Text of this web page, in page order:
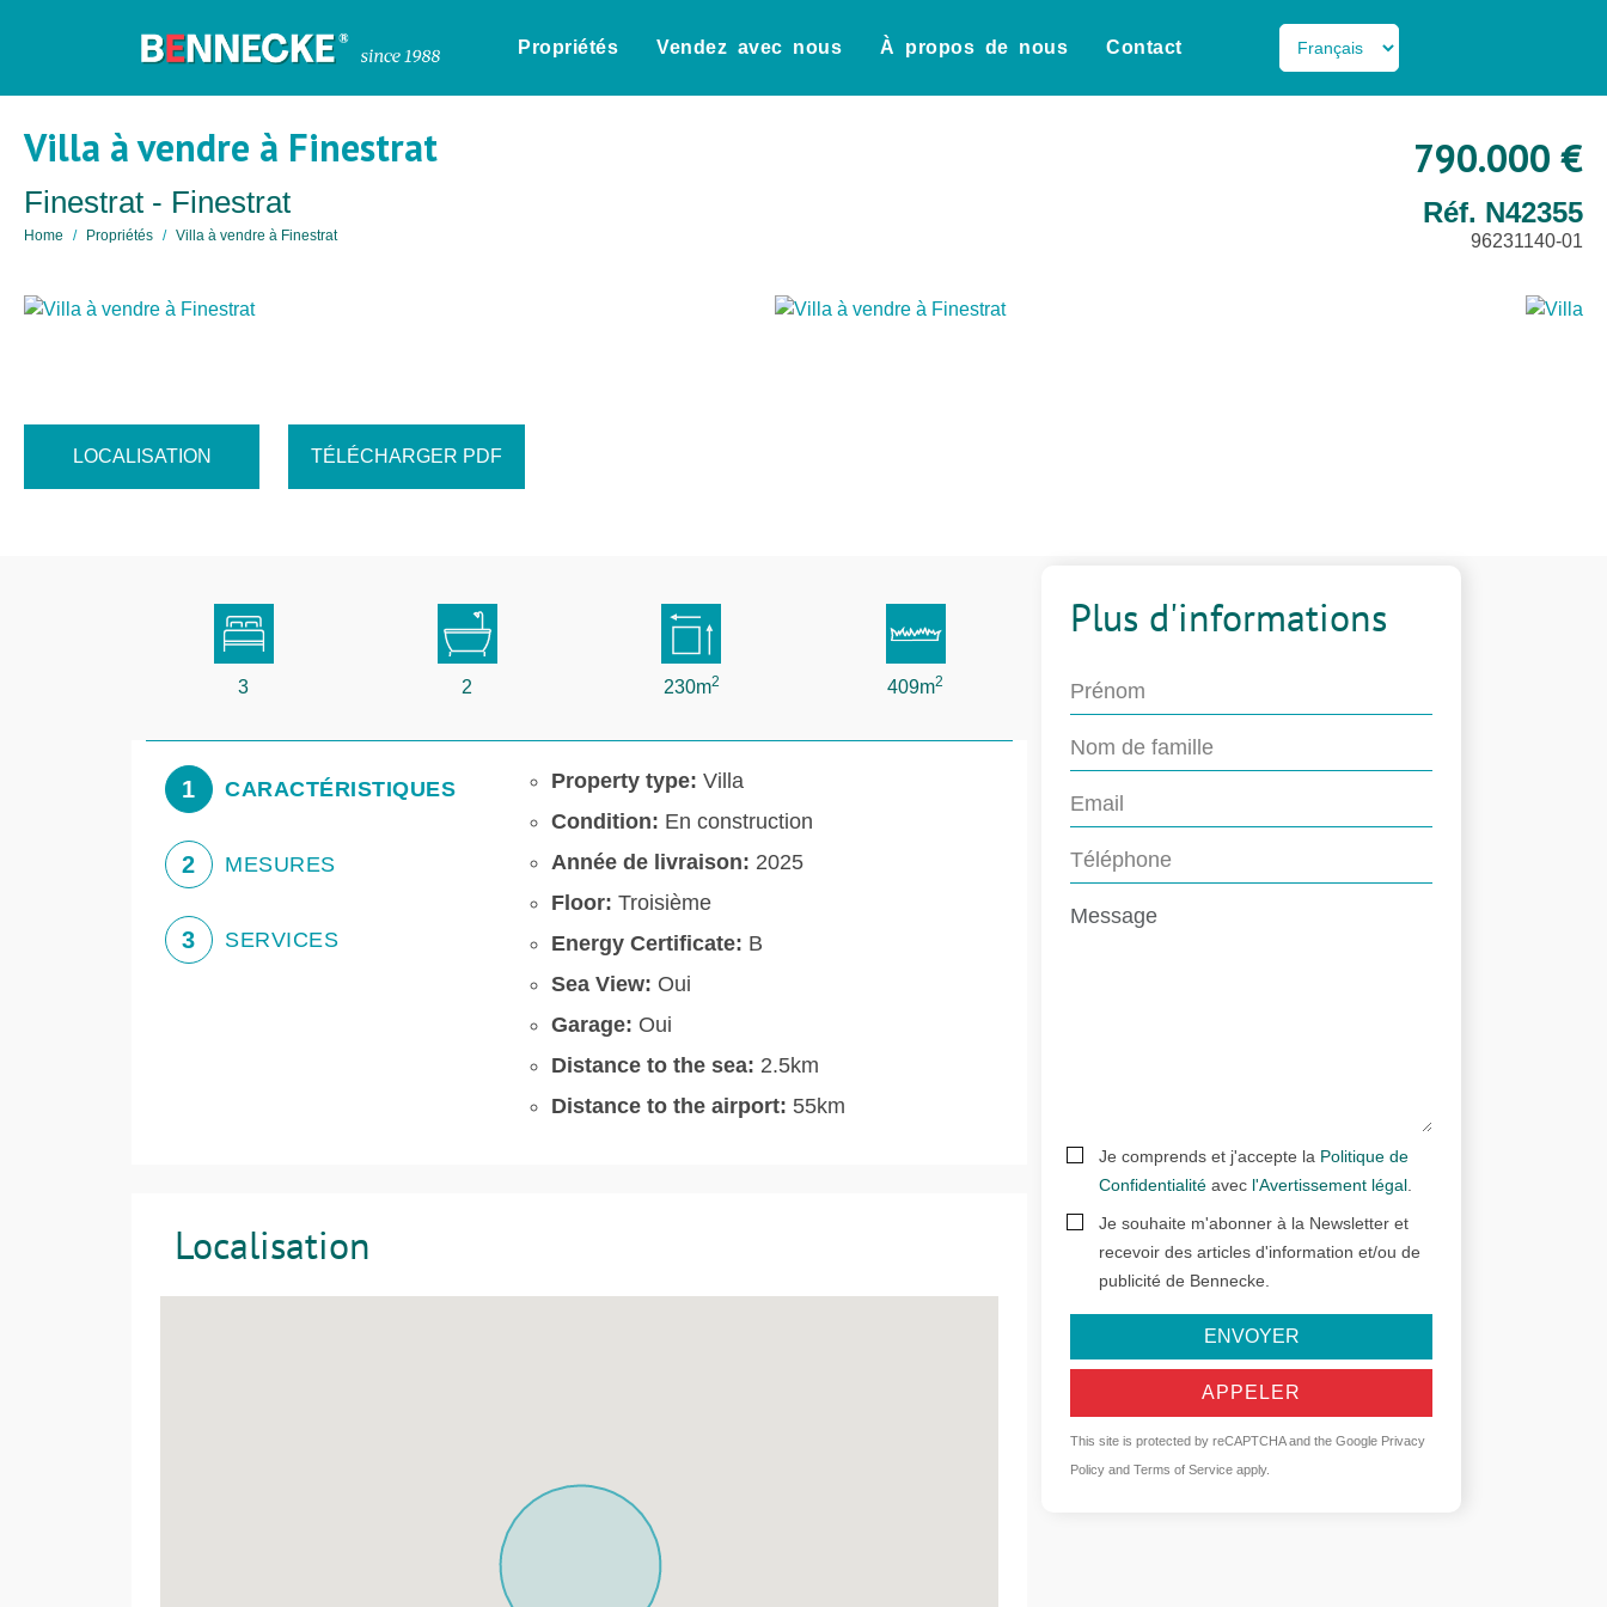
Propriétés Vendez avec nous À propos de nous Contact
Villa à vendre à Finestrat
Finestrat - Finestrat
Home Propriétés Villa à vendre à Finestrat
790.000 €
Réf. N42355
96231140-01
LOCALISATION TÉLÉCHARGER PDF
3 2 230m2 409m2
1 CARACTÉRISTIQUES
2 MESURES
3 SERVICES
Property type: Villa
Condition: En construction
Année de livraison: 2025
Floor: Troisième
Energy Certificate: B
Sea View: Oui
Garage: Oui
Distance to the sea: 2.5km
Distance to the airport: 55km
Localisation
Plus d'informations
Je comprends et j'accepte la Politique de
Confidentialité avec l'Avertissement légal
Je souhaite m'abonner à la Newsletter et
recevoir des articles d'information et/ou de
publicité de Bennecke.
ENVOYER
APPELER
This site is protected by reCAPTCHA and the Google Privacy
Policy andTerms of Service apply.